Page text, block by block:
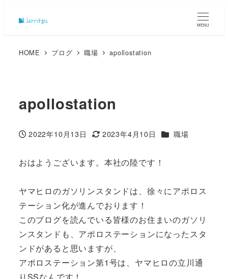
MENU
HOME ブログ 職場 apollostation
apollostation
投稿日
2022年10月13日
更新日
2023年4月10日 カテゴリー
職場
おはようございます。本社の陸です！
ヤマヒロのガソリンスタンドは、徐々にアポロス
テーション化が進んでおります！
このブログを読んでいる皆様のお住まいのガソリ
ンスタンドも、アポロステーションになったスタ
ンドがあると思いますが、
アポロステーション第1号は、ヤマヒロの立川通
りSSなんです！